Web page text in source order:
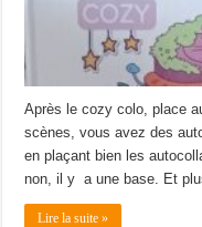
Après le cozy colo, place
scènes, vous avez des
en plaçant bien les
non, il y a une base. Et
Lire la suite »